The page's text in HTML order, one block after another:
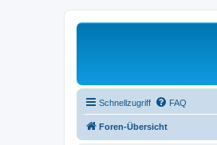
Schnellzugriff FAQ
Foren-Übersicht